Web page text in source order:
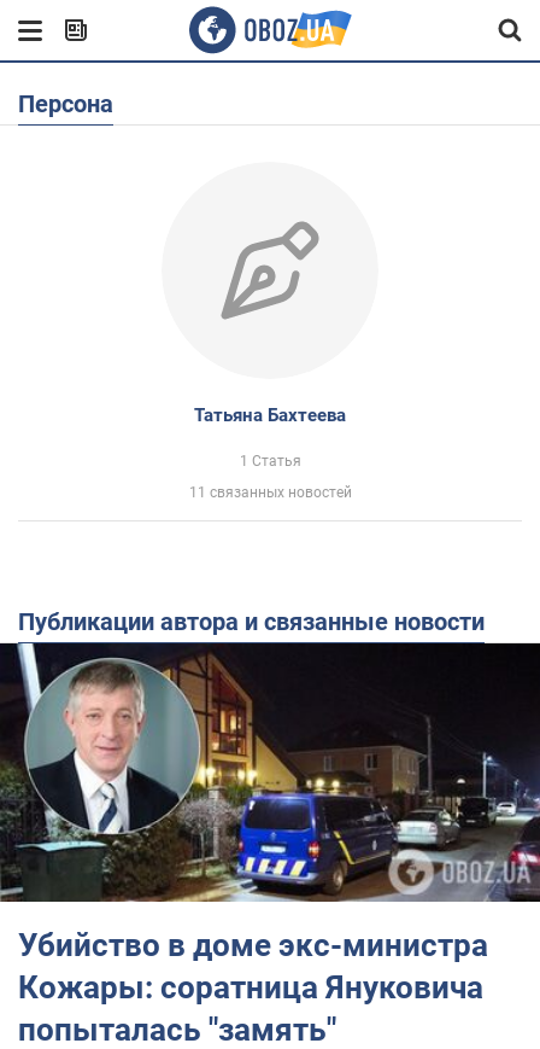
Персона
Татьяна Бахтеева
1 Статья
11 связанных новостей
Публикации автора и связанные новости
Убийство в доме экс-министра
Кожары: соратница Януковича
попыталась "замять"